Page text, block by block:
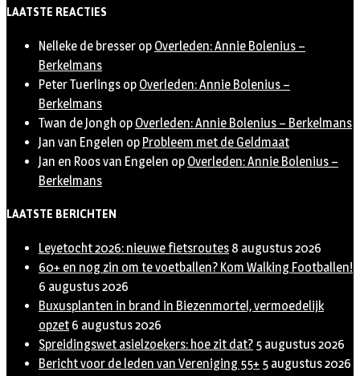
LAATSTE REACTIES
Nelleke de bresser op Overleden: Annie Bolenius –
Berkelmans
Peter Tuerlings op Overleden: Annie Bolenius –
Berkelmans
Twan de Jongh op Overleden: Annie Bolenius – Berkelmans
Jan van Engelen op Probleem met de Geldmaat
Jan en Roos van Engelen op Overleden: Annie Bolenius –
Berkelmans
LAATSTE BERICHTEN
Leyetocht 2026: nieuwe fietsroutes 8 augustus 2026
60+ en nog zin om te voetballen? Kom Walking Footballen!
6 augustus 2026
Buxusplanten in brand in Biezenmortel, vermoedelijk
opzet 6 augustus 2026
Spreidingswet asielzoekers: hoe zit dat? 5 augustus 2026
Bericht voor de leden van Vereniging 55+ 5 augustus 2026